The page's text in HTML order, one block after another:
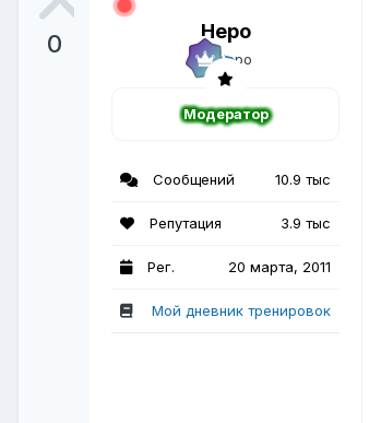
0 Неро
Модератор
Сообщений 10.9 тыс
Репутация 3.9 тыс
Рег. 20 марта, 2011
Мой дневник тренировок